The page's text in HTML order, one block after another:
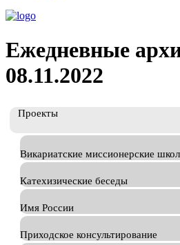
Ежедневные
08.11.2022
Проекты
Викариатские миссионерские
Катехизические беседы
Имя России
Приходское консультирование